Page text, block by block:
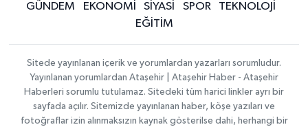
GÜNDEM EKONOMİ SİYASİ SPOR
TEKNOLOJİ
EĞİTİM
Sitede yayınlanan içerik ve yorumlardan yazarları sorumludur.
Yayınlanan yorumlardan Ataşehir | Ataşehir Haber - Ataşehir
Haberleri sorumlu tutulamaz. Sitedeki tüm harici linkler ayrı bir
sayfada açılır. Sitemizde yayınlanan haber, köşe yazıları ve
fotoğraflar izin alınmaksızın kaynak gösterilse dahi, herhangi bir